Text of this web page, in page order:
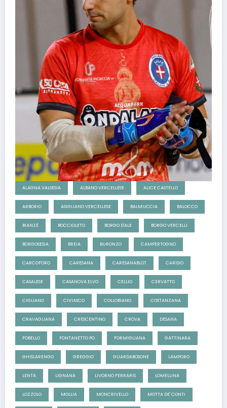
ALAGNA VALSESIA ALBANO VERCELLESE ALICE CASTELLO
ARBORIO ASIGLIANO VERCELLESE BALMUCCIA BALOCCO
BIANZÈ BOCCIOLETO BORGO D'ALE BORGO VERCELLI
BORGOSESIA BREIA BURONZO CAMPERTOGNO
CARCOFORO CARESANA CARESANABLOT CARISIO
CASALESE CASANOVA ELVO CELLIO CERVATTO
CIGLIANO CIVIASCO COLLOBIANO COSTANZANA
CRAVAGLIANA CRESCENTINO CROVA DESANA
FOBELLO FONTANETTO PO FORMIGLIANA GATTINARA
GHISLARENGO GREGGIO GUARDABOSONE LAMPORO
LENTA LIGNANA LIVORNO FERRARIS LOMELLINA
LOZZOLO MOLLIA MONCRIVELLO MOTTA DE' CONTI